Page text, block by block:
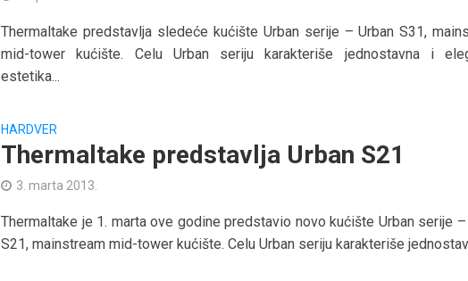
Thermaltake predstavlja sledeće kućište Urban serije – Urban S31,
mid-tower kućište. Celu Urban seriju karakteriše jednostavna i
estetika...
HARDVER
Thermaltake predstavlja Urban S21
3. marta 2013.
Thermaltake je 1. marta ove godine predstavio novo kućište Urban serije –
S21, mainstream mid-tower kućište. Celu Urban seriju karakteriše